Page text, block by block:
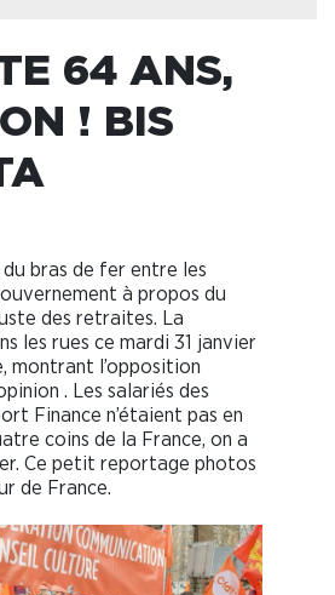
64 ANS,
! BIS
bras de fer entre les
à propos du
des retraites. La
les rues ce mardi 31 janvier
montrant l’opposition
. Les salariés des
Finance n’étaient pas en
coins de la France, on a
Ce petit reportage photos
de France.